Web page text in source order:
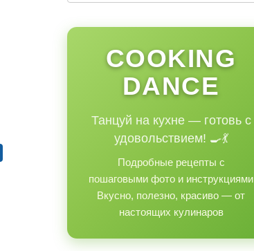
COOKING
DANCE
Танцуй на кухне — готовь с
удовольствием! 🍳💃
Подробные рецепты с
пошаговыми фото и инструкциями
Вкусно, полезно, красиво — от
настоящих кулинаров